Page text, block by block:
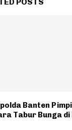
Banten
Tabur Bunga di